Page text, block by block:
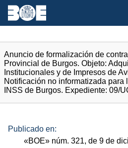
Anuncio de formalización de
Provincial de Burgos. Objeto:
Institucionales y de Impresos de
Notificación no informatizada para
INSS de Burgos. Expediente: 09/
Publicado en:
«BOE» núm. 321, de 9 de